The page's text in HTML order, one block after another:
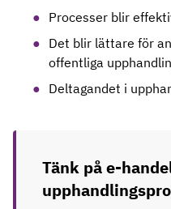
Processer blir
Det blir lättare för
offentliga
Deltagandet i
Tänk på e-